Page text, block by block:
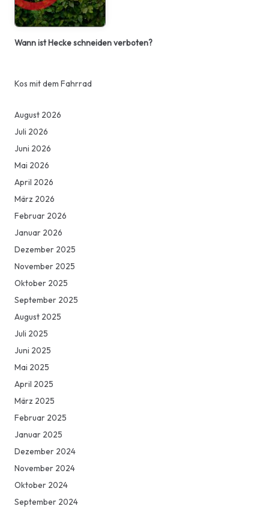
Wann ist Hecke schneiden verboten?
Kos mit dem Fahrrad
August 2026
Juli 2026
Juni 2026
Mai 2026
April 2026
März 2026
Februar 2026
Januar 2026
Dezember 2025
November 2025
Oktober 2025
September 2025
August 2025
Juli 2025
Juni 2025
Mai 2025
April 2025
März 2025
Februar 2025
Januar 2025
Dezember 2024
November 2024
Oktober 2024
September 2024